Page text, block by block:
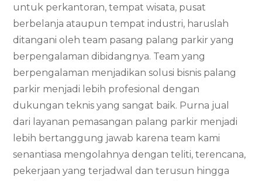
untuk perkantoran, tempat wisata, pusat
berbelanja ataupun tempat industri, haruslah
ditangani oleh team pasang palang parkir yang
berpengalaman dibidangnya. Team yang
berpengalaman menjadikan solusi bisnis palang
parkir menjadi lebih profesional dengan
dukungan teknis yang sangat baik. Purna jual
dari layanan pemasangan palang parkir menjadi
lebih bertanggung jawab karena team kami
senantiasa mengolahnya dengan teliti, terencana,
pekerjaan yang terjadwal dan terusun hingga